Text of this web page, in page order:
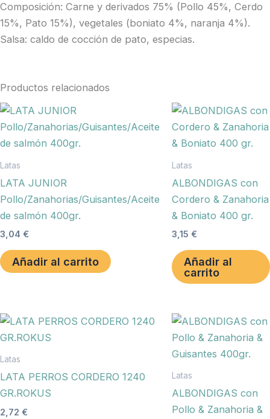
Composición: Carne y derivados 75% (Pollo 45%, Cerdo
15%, Pato 15%), vegetales (boniato 4%, naranja 4%).
Salsa: caldo de cocción de pato, especias.
Productos relacionados
Latas
LATA JUNIOR
Pollo/Zanahorias/Guisantes/Aceite
de salmón 400gr.
3,04 €
Añadir al carrito
Latas
ALBONDIGAS con
Cordero & Zanahoria
& Boniato 400 gr.
3,15 €
Añadir al
carrito
Latas
LATA PERROS CORDERO 1240
GR.ROKUS
2,72 €
Latas
ALBONDIGAS con
Pollo & Zanahoria &